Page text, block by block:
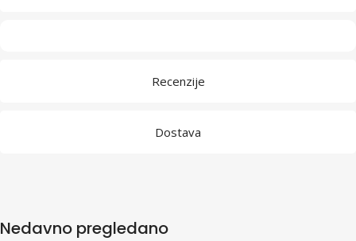
Recenzije
Dostava
Nedavno pregledano